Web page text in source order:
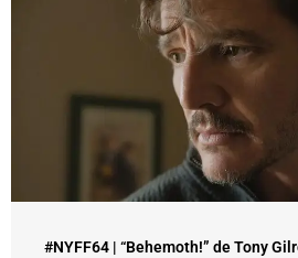
#NYFF64 | “Behemoth!” de Tony